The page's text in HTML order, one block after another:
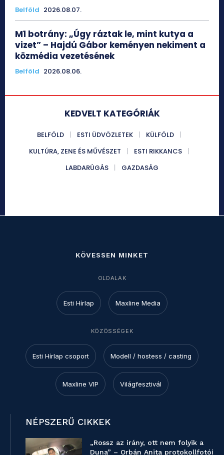
Belföld 2026.08.07.
M1 botrány: „Úgy ráztak le, mint kutya a
vizet” – Hajdú Gábor keményen nekiment a
közmédia vezetésének
Belföld 2026.08.06.
KEDVELT KATEGÓRIÁK
BELFÖLD ESTI ÜDVÖZLETEK
KÜLFÖLD
KULTÚRA, ZENE ÉS MŰVÉSZET
ESTI RIKKANCS
LABDARÚGÁS
GAZDASÁG
KÖVESSEN MINKET
OLDALAK
Esti Hírlap Maxline Media
KÖZÖSSÉGEK
Esti Hírlap csoport Modell / hostess / casting
Maxline VIP Világfesztivál
NÉPSZERŰ CIKKEK
„Rossz az irány, ott nem folyik a
Duna” – Orbán Anita protokollfotói